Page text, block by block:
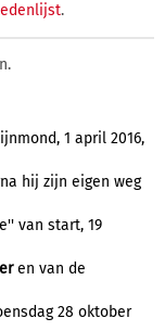
.
1 april 2016,
hij zijn eigen weg
van start, 19
en van de
28 oktober